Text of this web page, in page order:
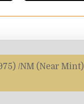
/NM (Near Mint)